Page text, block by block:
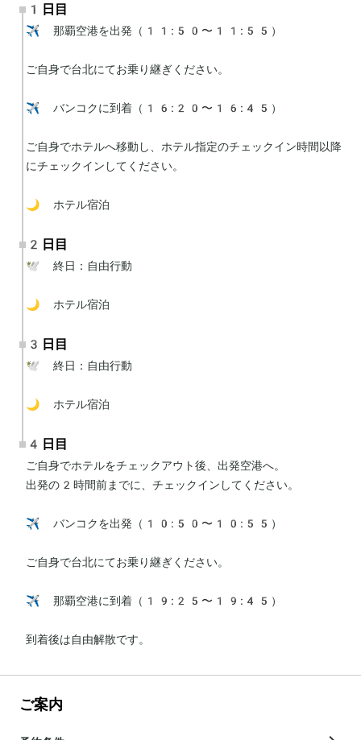
1日目
✈️ 那覇空港を出発（11:50〜11:55）
ご自身で台北にてお乗り継ぎください。
✈️ バンコクに到着（16:20〜16:45）
ご自身でホテルへ移動し、ホテル指定のチェックイン時間以降
にチェックインしてください。
🌙 ホテル宿泊
2日目
🕊 終日：自由行動
🌙 ホテル宿泊
3日目
🕊 終日：自由行動
🌙 ホテル宿泊
4日目
ご自身でホテルをチェックアウト後、出発空港へ。
出発の2時間前までに、チェックインしてください。
✈️ バンコクを出発（10:50〜10:55）
ご自身で台北にてお乗り継ぎください。
✈️ 那覇空港に到着（19:25〜19:45）
到着後は自由解散です。
ご案内